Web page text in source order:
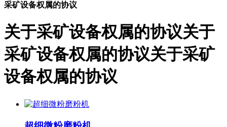
采矿设备权属的协议
关于采矿设备权属的协议关于
采矿设备权属的协议关于采矿
设备权属的协议